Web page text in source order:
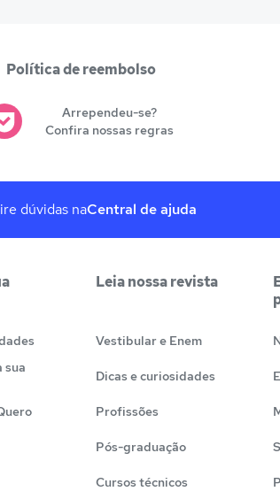
Política de reembolso
Arrependeu-se?
Confira nossas regras
dúvidas naCentral de ajuda
sua
Leia nossa revista
Vestibular e Enem
Dicas e curiosidades
Profissões
Pós-graduação
Cursos técnicos